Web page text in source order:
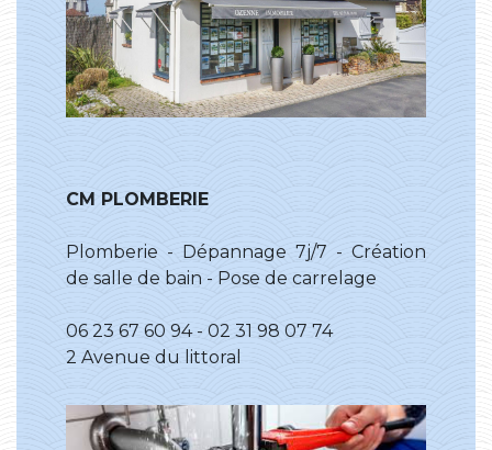
CM PLOMBERIE
Plomberie - Dépannage 7j/7 - Création
de salle de bain - Pose de carrelage
06 23 67 60 94 - 02 31 98 07 74
2 Avenue du littoral